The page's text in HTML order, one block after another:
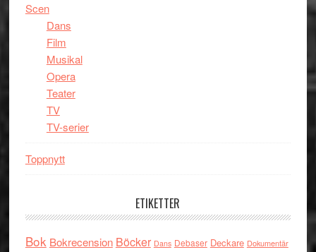
Scen
Dans
Film
Musikal
Opera
Teater
TV
TV-serier
Toppnytt
ETIKETTER
Bok Bokrecension Böcker Dans Debaser Deckare Dokumentär